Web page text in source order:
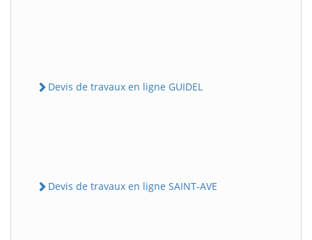
Devis de travaux en ligne GUIDEL
Devis de travaux en ligne SAINT-AVE